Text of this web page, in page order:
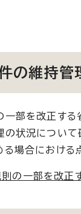
の維持管
一部を改正す
の状況について
場合における
の一部を改正